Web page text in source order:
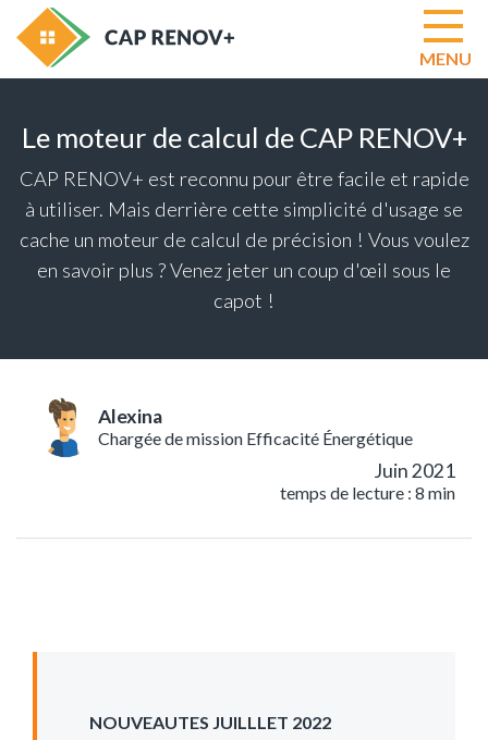
MENU
venir
Le moteur de calcul de CAP RENOV+
CAP RENOV+ est reconnu pour être facile et rapide
à utiliser. Mais derrière cette simplicité d'usage se
cache un moteur de calcul de précision ! Vous voulez
en savoir plus ? Venez jeter un coup d'œil sous le
capot !
Alexina
Chargée de mission Efficacité Énergétique
Juin 2021
temps de lecture : 8 min
NOUVEAUTES JUILLLET 2022